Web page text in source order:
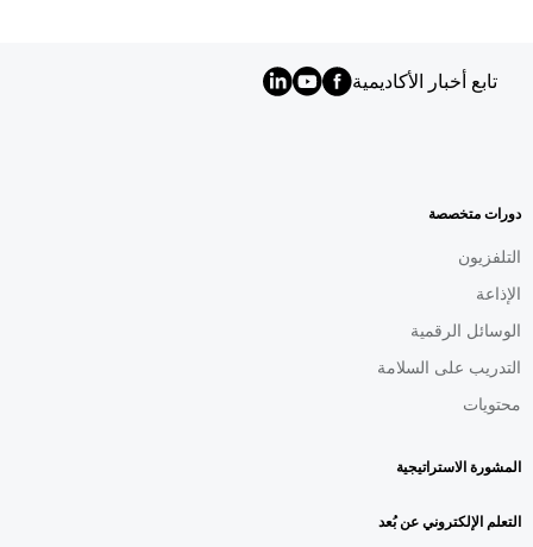
تابع أخبار الأكاديمية
AR
دورات متخصصة
التلفزيون
الإذاعة
الوسائل الرقمية
التدريب على السلامة
محتويات
المشورة الاستراتيجية
التعلم الإلكتروني عن بُعد